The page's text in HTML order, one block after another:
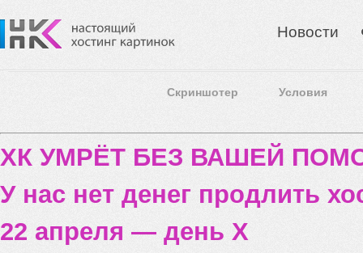
Новости
Скриншотер Условия
ХК УМРЁТ БЕЗ ВАШЕЙ
У нас нет денег продлить
22 апреля — день X